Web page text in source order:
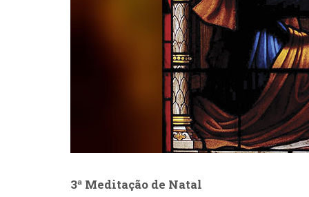
3ª Meditação de Natal